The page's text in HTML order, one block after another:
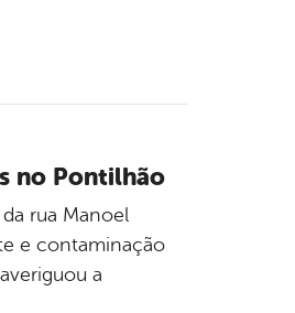
no Pontilhão
rua Manoel
e contaminação
a